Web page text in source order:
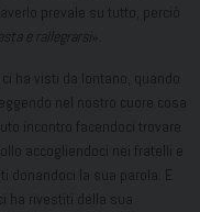
prevale su tutto, perciò
e rallegrarsi
ha visti da lontano, quando
nel nostro cuore cosa
incontro facendoci trovare
accogliendoci nei fratelli e
donandoci la sua parola. E
ha rivestiti della sua